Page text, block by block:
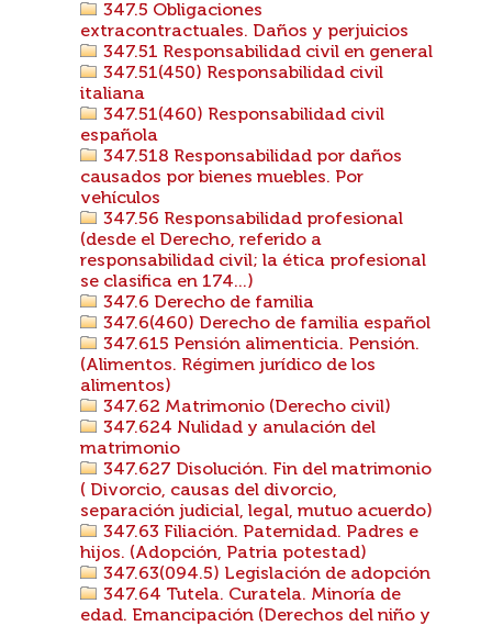
347.5 Obligaciones
extracontractuales. Daños y perjuicios
347.51 Responsabilidad civil en general
347.51(450) Responsabilidad civil
italiana
347.51(460) Responsabilidad civil
española
347.518 Responsabilidad por daños
causados por bienes muebles. Por
vehículos
347.56 Responsabilidad profesional
(desde el Derecho, referido a
responsabilidad civil; la ética profesional
se clasifica en 174...)
347.6 Derecho de familia
347.6(460) Derecho de familia español
347.615 Pensión alimenticia. Pensión.
(Alimentos. Régimen jurídico de los
alimentos)
347.62 Matrimonio (Derecho civil)
347.624 Nulidad y anulación del
matrimonio
347.627 Disolución. Fin del matrimonio
( Divorcio, causas del divorcio,
separación judicial, legal, mutuo acuerdo)
347.63 Filiación. Paternidad. Padres e
hijos. (Adopción, Patria potestad)
347.63(094.5) Legislación de adopción
347.64 Tutela. Curatela. Minoría de
edad. Emancipación (Derechos del niño y